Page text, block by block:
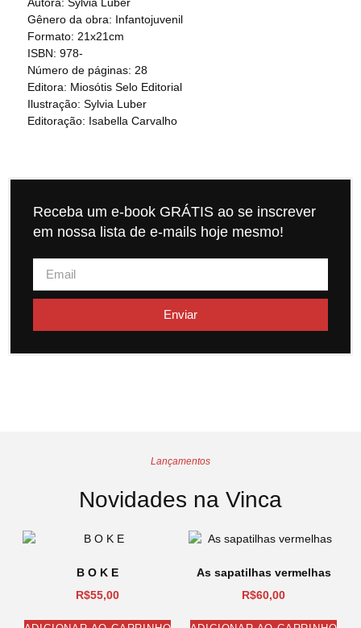
Autora: Sylvia Luber
Gênero da obra: Infantojuvenil
Formato: 21x21cm
ISBN: 978-
Número de páginas: 28
Editora: Miosótis Selo Editorial
Ilustração: Sylvia Luber
Editoração: Isabella Carvalho
Receba um e-book GRÁTIS ao se inscrever
em nossa lista de e-mails hoje mesmo!
Enviar
Lançamentos
Novidades na Vinca
B O K E
R$55,00
As sapatilhas vermelhas
R$60,00